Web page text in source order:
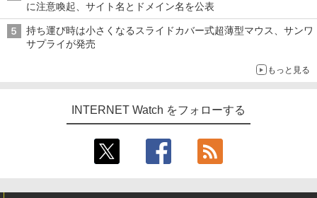
に注意喚起、サイト名とドメイン名を公表
持ち運び時は小さくなるスライドカバー式超薄型マウス、サンワ
サプライが発売
もっと見る
INTERNET Watch をフォローする